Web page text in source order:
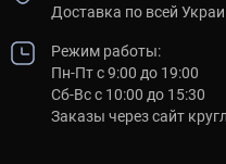
Доставка по всей
Режим работы:
Пн-Пт с 9:00 до 19:00
Сб-Вс с 10:00 до 15:30
Заказы через сайт